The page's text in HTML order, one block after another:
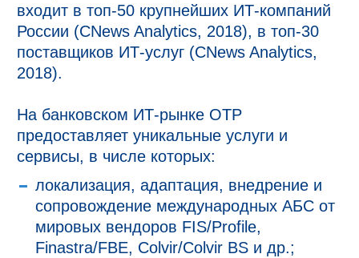
входит в топ-50 крупнейших ИТ-компаний
России (CNews Analytics, 2018), в топ-30
поставщиков ИТ-услуг (CNews Analytics,
2018).
На банковском ИТ-рынке ОТР
предоставляет уникальные услуги и
сервисы, в числе которых:
локализация, адаптация, внедрение и
сопровождение международных АБС от
мировых вендоров FIS/Profile,
Finastra/FBE, Colvir/Colvir BS и др.;